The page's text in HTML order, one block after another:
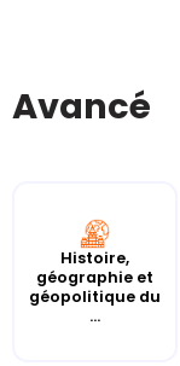
Avancé
Histoire,
géographie et
géopolitique du
...